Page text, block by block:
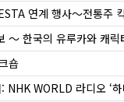
연계 행사〜전통주
～ 한국의 유루카와 캐릭
숍
NHK WORLD 라디오 ‘